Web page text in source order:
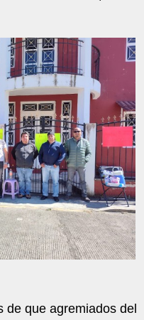
de que agremiados del